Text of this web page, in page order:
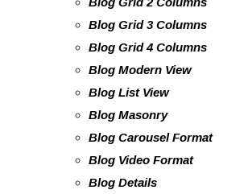
Blog Grid 3 Columns
Blog Grid 4 Columns
Blog Modern View
Blog List View
Blog Masonry
Blog Carousel Format
Blog Video Format
Blog Details